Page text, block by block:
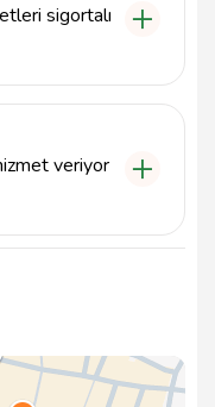
sigortalı
veriyor
faaliyet
iletişime